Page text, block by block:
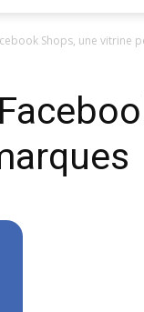
Shops, une vitrine